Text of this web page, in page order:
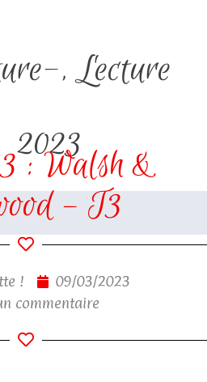
,Lecture
2023
: Walsh &
– T3
!
09/03/2023
commentaire